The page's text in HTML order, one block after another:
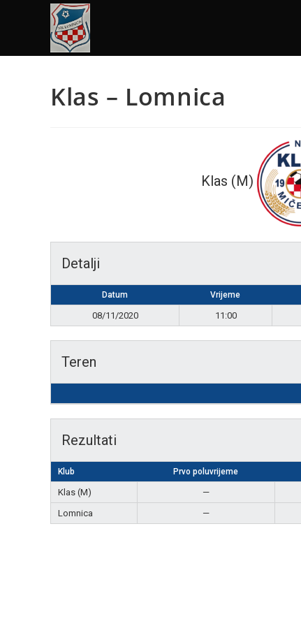
Klas – Lomnica
Klas (M)
Detalji
Datum Vrijeme
08/11/2020 11:00
Teren
Rezultati
Klub Prvo poluvrijeme
Klas (M) —
Lomnica
—